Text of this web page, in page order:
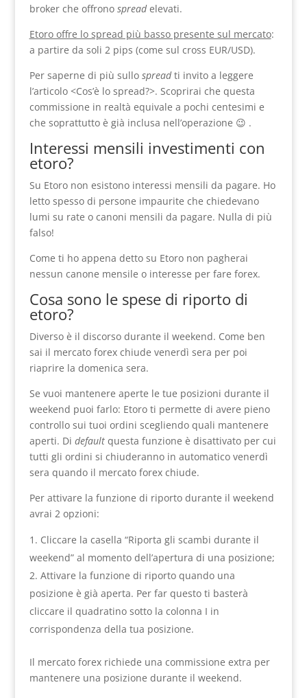
broker che offrono spreadelevati.
Etoro offre lo spread più basso presente sul mercato:
a partire da soli 2 pips (come sul cross EUR/USD).
Per saperne di più sullo spreadti invito a leggere
l’articolo <Cos’è lo spread?>. Scoprirai che questa
commissione in realtà equivale a pochi centesimi e
che soprattutto è già inclusa nell’operazione 😉 .
Interessi mensili investimenti con
etoro?
Su Etoro non esistono interessi mensili da pagare. Ho
letto spesso di persone impaurite che chiedevano
lumi su rate o canoni mensili da pagare. Nulla di più
falso!
Come ti ho appena detto su Etoro non pagherai
nessun canone mensile o interesse per fare forex.
Cosa sono le spese di riporto di
etoro?
Diverso è il discorso durante il weekend. Come ben
sai il mercato forex chiude venerdì sera per poi
riaprire la domenica sera.
Se vuoi mantenere aperte le tue posizioni durante il
weekend puoi farlo: Etoro ti permette di avere pieno
controllo sui tuoi ordini scegliendo quali mantenere
aperti. Di default questa funzione è disattivato per cui
tutti gli ordini si chiuderanno in automatico venerdì
sera quando il mercato forex chiude.
Per attivare la funzione di riporto durante il weekend
avrai 2 opzioni:
Cliccare la casella “Riporta gli scambi durante il
weekend” al momento dell’apertura di una posizione;
Attivare la funzione di riporto quando una
posizione è già aperta. Per far questo ti basterà
cliccare il quadratino sotto la colonna I in
corrispondenza della tua posizione.
Il mercato forex richiede una commissione extra per
mantenere una posizione durante il weekend.